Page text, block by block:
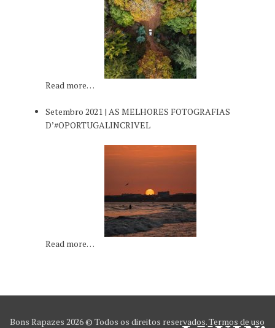
Read more…
Setembro 2021 | AS MELHORES FOTOGRAFIAS
D’#OPORTUGALINCRIVEL
Read more…
Bons Rapazes 2026 © Todos os direitos reservados.Termos de uso